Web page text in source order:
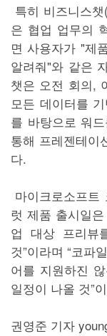
특히 비즈니스
은 협업 업무의
면 사용자가 "제
알려줘"와 같은
챗은 오전 회의,
모든 데이터를
를 바탕으로 워
통해 프레젠테이
다.
마이크로소프트
럿 제품 출시일
업 대상 프리뷰
것”이라며 “코파
어를 지원하진
일정이 나올 것”
권영준 기자